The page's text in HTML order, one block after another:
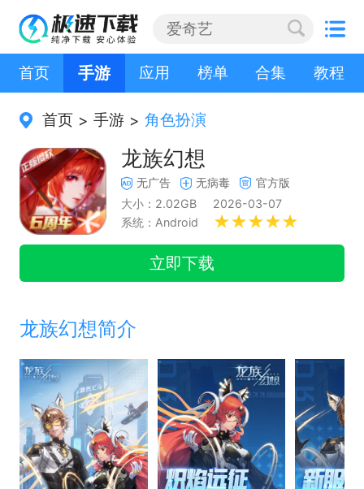
首页 手游 应用 榜单 合集 教程
首页 > 手游 > 角色扮演
龙族幻想
无广告 无病毒
官方版
大小：2.02GB
2026-03-07
系统：Android
立即下载
龙族幻想简介